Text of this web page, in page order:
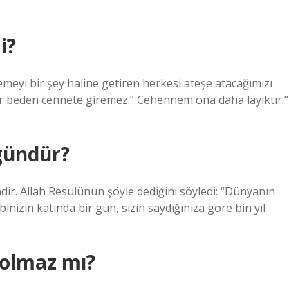
bir şey haline getiren herkesi ateşe atacağımızı
cennete giremez.” Cehennem ona daha layıktır.”
Allah Resulünün şöyle dediğini söyledi: “Dünyanın
katında bir gün, sizin saydığınıza göre bin yıl
mı?